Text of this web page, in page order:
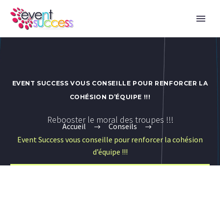
EVENT SUCCESS VOUS CONSEILLE POUR RENFORCER LA
COHÉSION D’ÉQUIPE !!!
Rebooster le moral des troupes !!!
Accueil
Conseils
Event Success vous conseille pour renforcer la cohésion
d’équipe !!!